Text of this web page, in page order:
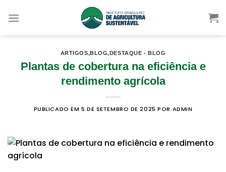
ARTIGOS,BLOG,DESTAQUE - BLOG
Plantas de cobertura na eficiência e
rendimento agrícola
PUBLICADO EM 5 DE SETEMBRO DE 2025 POR ADMIN